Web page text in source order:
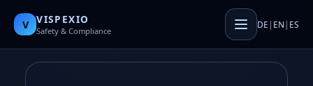
V VISPEXIO
Safety & Compliance
DE | EN | ES